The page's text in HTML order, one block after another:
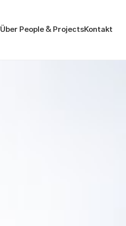
Über People & Projects Kontakt